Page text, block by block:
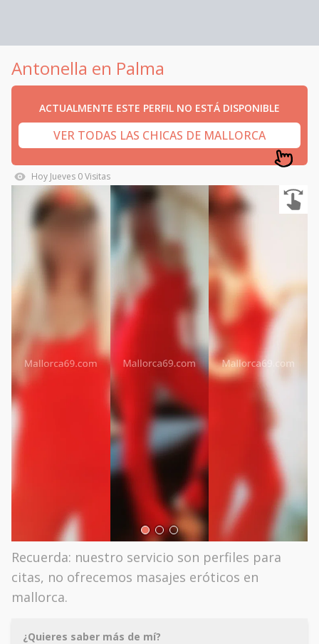
Antonella en Palma
ACTUALMENTE ESTE PERFIL NO ESTÁ DISPONIBLE
VER TODAS LAS CHICAS DE MALLORCA
Hoy Jueves 0Visitas
Recuerda: nuestro servicio son perfiles para
citas, no ofrecemos masajes eróticos en
mallorca.
¿Quieres saber más de mí?